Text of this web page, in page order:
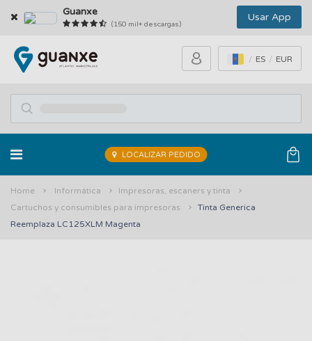
Guanxe
(150 mil+ descargas)
Usar App
ES EUR
LOCALIZAR PEDIDO
Home Informática
Impresoras, escaners y tinta
Cartuchos y consumibles para impresoras
Tinta Generica
Reemplaza LC125XLM Magenta